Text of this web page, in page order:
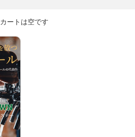
カートは空です